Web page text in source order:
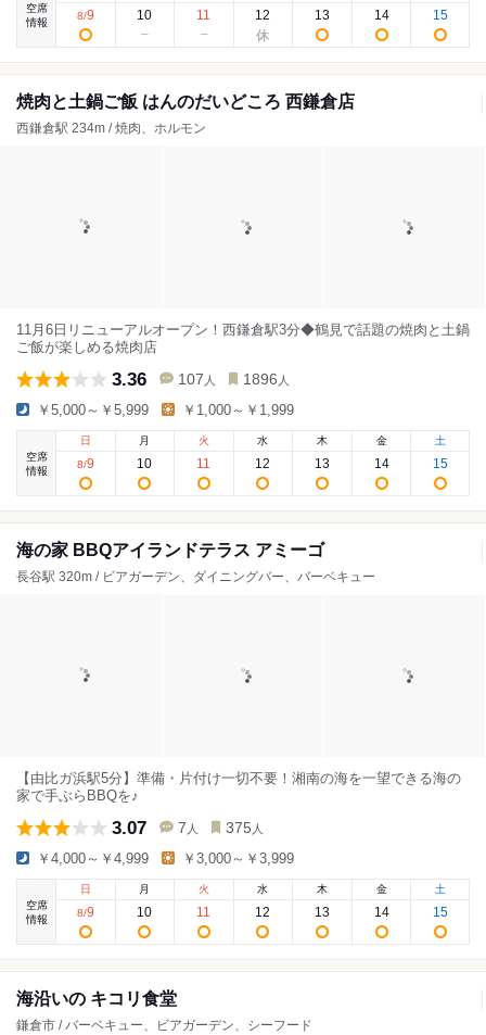
空席
情報
8/9 10 11 12 13 14 15
焼肉と土鍋ご飯 はんのだいどころ 西鎌倉店
西鎌倉駅 234m / 焼肉、ホルモン
11月6日リニューアルオープン！西鎌倉駅3分◆鶴見で話題の焼肉と土鍋
ご飯が楽しめる焼肉店
3.36 107 人 1896 人
￥5,000～￥5,999 ￥1,000～￥1,999
空席
情報
日
8/9
月
10
火
11
水
12
木
13
金
14
土
15
海の家 BBQアイランドテラス アミーゴ
長谷駅 320m / ビアガーデン、ダイニングバー、バーベキュー
【由比ガ浜駅5分】準備・片付け一切不要！湘南の海を一望できる海の
家で手ぶらBBQを♪
3.07 7 人 375 人
￥4,000～￥4,999 ￥3,000～￥3,999
空席
情報
日
8/9
月
10
火
11
水
12
木
13
金
14
土
15
海沿いの キコリ食堂
鎌倉市 / バーベキュー、ビアガーデン、シーフード